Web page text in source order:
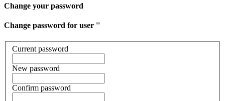
Change your password
Change password for user ''
Current password
New password
Confirm password